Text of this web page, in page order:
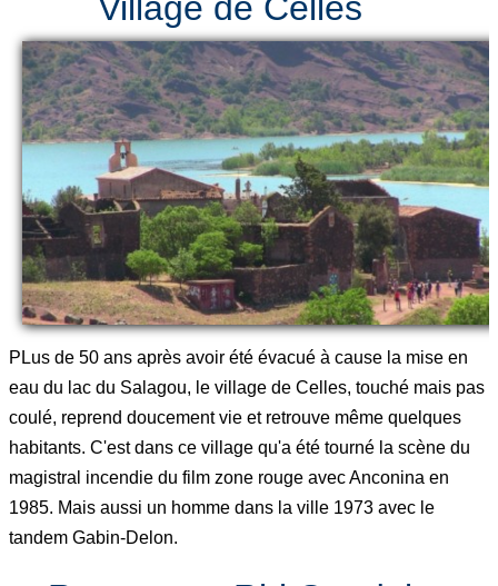
PLus de 50 ans après avoir été évacué à cause la mise en
eau du lac du Salagou, le village de Celles, touché mais pas
coulé, reprend doucement vie et retrouve même quelques
habitants. C'est dans ce village qu'a été tourné la scène du
magistral incendie du film zone rouge avec Anconina en
1985. Mais aussi un homme dans la ville 1973 avec le
tandem Gabin-Delon.